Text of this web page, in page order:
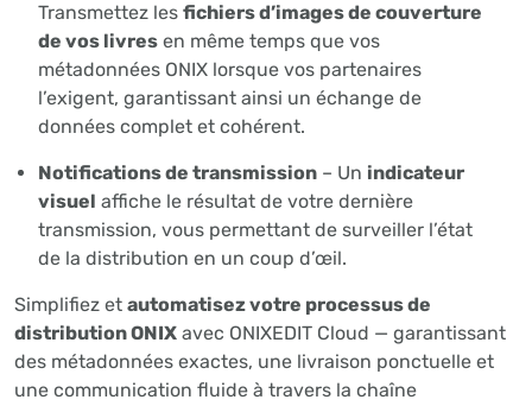
Transmettez les fichiers d’images de couverture
de vos livres en même temps que vos
métadonnées ONIX lorsque vos partenaires
l’exigent, garantissant ainsi un échange de
données complet et cohérent.
Notifications de transmission – Un indicateur
visuel affiche le résultat de votre dernière
transmission, vous permettant de surveiller l’état
de la distribution en un coup d’œil.
Simplifiez et automatisez votre processus de
distribution ONIX avec ONIXEDIT Cloud — garantissant
des métadonnées exactes, une livraison ponctuelle et
une communication fluide à travers la chaîne